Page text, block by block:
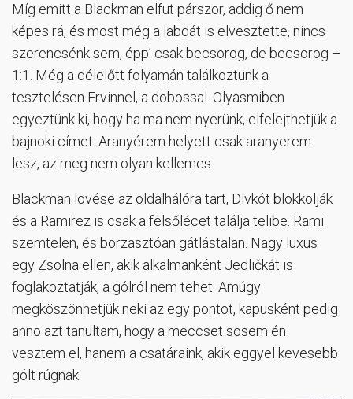
Míg emitt a Blackman elfut párszor, addig ő nem
képes rá, és most még a labdát is elvesztette, nincs
szerencsénk sem, épp’ csak becsorog, de becsorog –
1:1. Még a délelőtt folyamán találkoztunk a
tesztelésen Ervinnel, a dobossal. Olyasmiben
egyeztünk ki, hogy ha ma nem nyerünk, elfelejthetjük a
bajnoki címet. Aranyérem helyett csak aranyerem
lesz, az meg nem olyan kellemes.
Blackman lövése az oldalhálóra tart, Divkót blokkolják
és a Ramirez is csak a felsőlécet találja telibe. Rami
szemtelen, és borzasztóan gátlástalan. Nagy luxus
egy Zsolna ellen, akik alkalmanként Jedličkát is
foglakoztatják, a gólról nem tehet. Amúgy
megköszönhetjük neki az egy pontot, kapusként pedig
anno azt tanultam, hogy a meccset sosem én
vesztem el, hanem a csatáraink, akik eggyel kevesebb
gólt rúgnak.